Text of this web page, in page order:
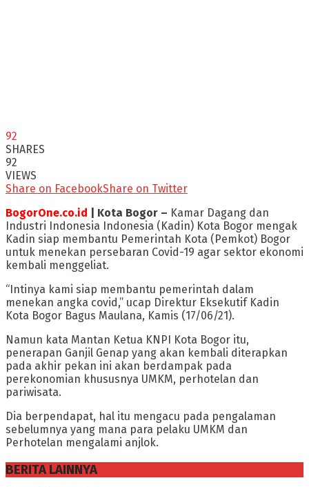
92
SHARES
92
VIEWS
Share on FacebookShare on Twitter
BogorOne.co.id | Kota Bogor – Kamar Dagang dan
Industri Indonesia Indonesia (Kadin) Kota Bogor mengak
Kadin siap membantu Pemerintah Kota (Pemkot) Bogor
untuk menekan persebaran Covid-19 agar sektor ekonomi
kembali menggeliat.
“Intinya kami siap membantu pemerintah dalam
menekan angka covid,” ucap Direktur Eksekutif Kadin
Kota Bogor Bagus Maulana, Kamis (17/06/21).
Namun kata Mantan Ketua KNPI Kota Bogor itu,
penerapan Ganjil Genap yang akan kembali diterapkan
pada akhir pekan ini akan berdampak pada
perekonomian khususnya UMKM, perhotelan dan
pariwisata.
Dia berpendapat, hal itu mengacu pada pengalaman
sebelumnya yang mana para pelaku UMKM dan
Perhotelan mengalami anjlok.
BERITA LAINNYA